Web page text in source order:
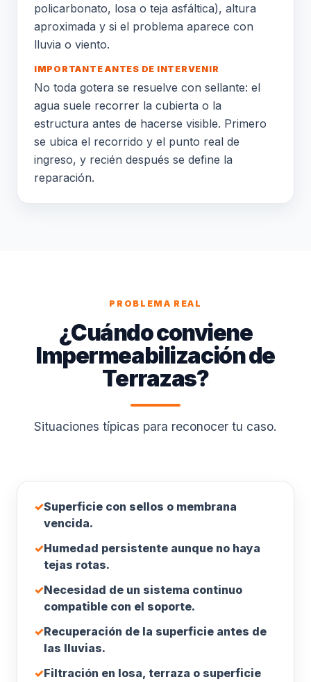
policarbonato, losa o teja asfáltica), altura
aproximada y si el problema aparece con
lluvia o viento.
IMPORTANTE ANTES DE INTERVENIR
No toda gotera se resuelve con sellante: el
agua suele recorrer la cubierta o la
estructura antes de hacerse visible. Primero
se ubica el recorrido y el punto real de
ingreso, y recién después se define la
reparación.
PROBLEMA REAL
¿Cuándo conviene
Impermeabilización de
Terrazas?
Situaciones típicas para reconocer tu caso.
✓Superficie con sellos o membrana
vencida.
✓Humedad persistente aunque no haya
tejas rotas.
✓Necesidad de un sistema continuo
compatible con el soporte.
✓Recuperación de la superficie antes de
las lluvias.
✓Filtración en losa, terraza o superficie